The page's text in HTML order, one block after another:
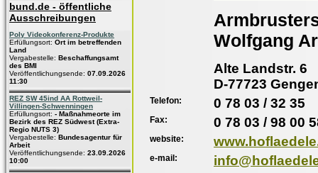
bund.de - öffentliche
Ausschreibungen
Poly Videokonferenz-Produkte
Erfüllungsort: Ort im betreffenden
Land
Vergabestelle: Beschaffungsamt
des BMI
Veröffentlichungsende: 07.09.2026
11:30
REZ SW 45ind AA Rottweil-
Villingen-Schwenningen
Erfüllungsort: - Maßnahmeorte im
Bezirk des REZ Südwest (Extra-
Regio NUTS 3)
Vergabestelle: Bundesagentur für
Arbeit
Veröffentlichungsende: 23.09.2026
10:00
Wolfgang
Alte Landstr. 6
D-77723
Telefon: 0 78 03 / 32 35
Fax: 0 78 03 / 98 00
website:
e-mail: